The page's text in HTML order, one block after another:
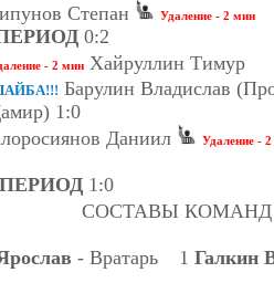
Степан Удаление - 2 мин
0:2
- 2 мин Хайруллин Тимур
Барулин Владислав
1:0
Даниил Удаление -
1:0
СОСТАВЫ КОМАНД
- Вратарь
1 Галкин